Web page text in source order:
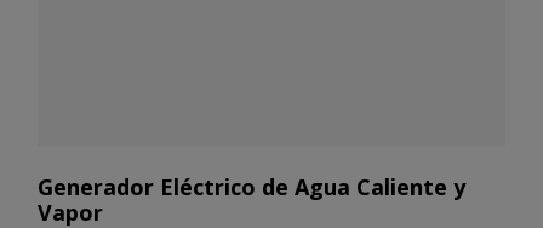
Generador Eléctrico de Agua Caliente y
Vapor